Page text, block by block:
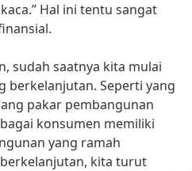
Hal ini tentu sangat
sudah saatnya kita mulai
berkelanjutan. Seperti yang
pakar pembangunan
konsumen memiliki
yang ramah
kita turut